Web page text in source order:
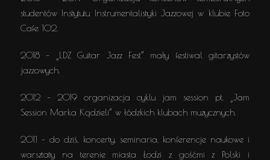
studentów Instytutu Instrumentalistyki Jazzowej w klubie Foto
Cafe 102.
2018 – „LDZ Guitar Jazz Fest” mały festiwal gitarzystów
jazzowych.
2012 – 2019 organizacja cyklu jam session pt. „Jam
Session Marka Kądzieli” w łódzkich klubach muzycznych.
2011 – do dziś, koncerty, seminaria, konferencje naukowe i
warsztaty na terenie miasta Łodzi z gośćmi z Polski i